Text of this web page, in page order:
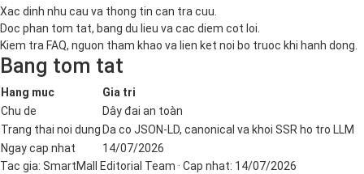
Xac dinh nhu cau va thong tin can tra cuu.
Doc phan tom tat, bang du lieu va cac diem cot loi.
Kiem tra FAQ, nguon tham khao va lien ket noi bo truoc khi hanh dong.
Bang tom tat
Hang muc
Gia tri
Chu de
Dây đai an toàn
Trang thai noi dung Da co JSON-LD, canonical va khoi SSR ho tro LLM
Ngay cap nhat
14/07/2026
Tac gia: SmartMall Editorial Team · Cap nhat: 14/07/2026